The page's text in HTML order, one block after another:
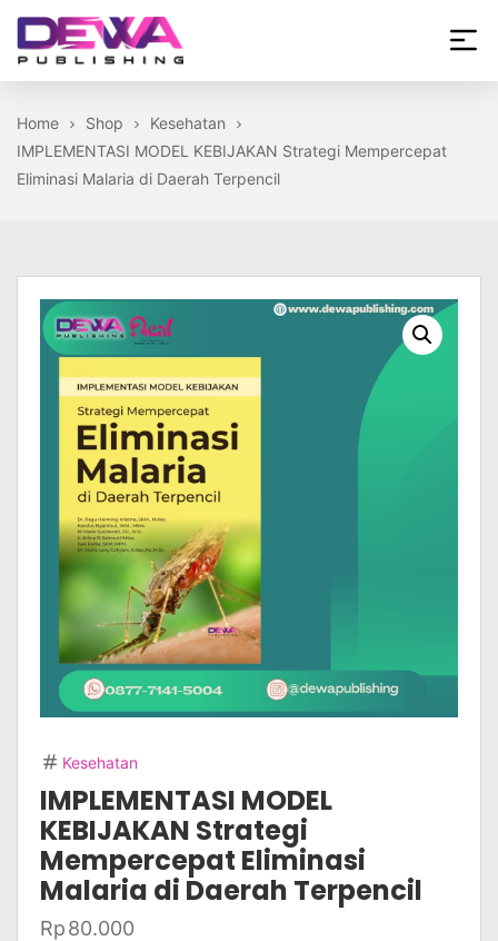
Skip
theDewa
Home
Shop
Kesehatan
IMPLEMENTASI MODEL KEBIJAKAN Strategi Mempercepat
Eliminasi Malaria di Daerah Terpencil
Kesehatan
IMPLEMENTASI MODEL
KEBIJAKAN Strategi
Mempercepat Eliminasi
Malaria di Daerah Terpencil
Rp80.000